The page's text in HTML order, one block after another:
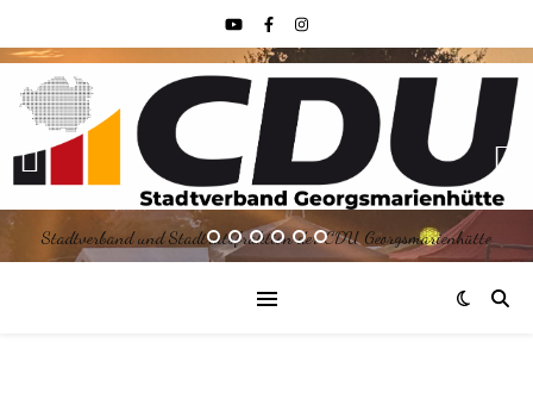
Stadtverband und Stadtratsfraktion der CDU Georgsmarienhütte